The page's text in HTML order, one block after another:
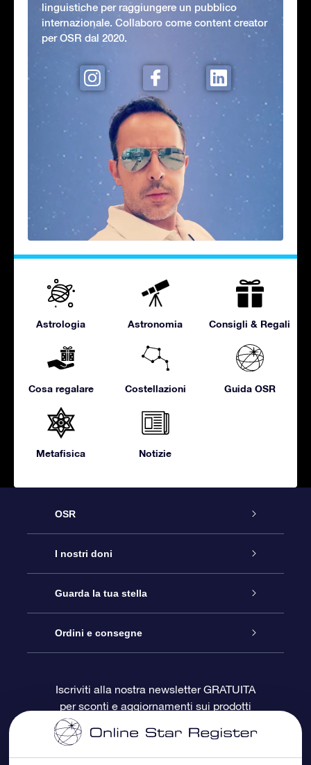
linguistiche per raggiungere un pubblico
internazionale. Collaboro come content creator
per OSR dal 2020.
Astrologia Astronomia Consigli & Regali
Cosa regalare Costellazioni Guida OSR
Metafisica Notizie
OSR
Assistenza
Contattaci
Blog
OSR Recensioni
I nostri doni
Online Star Gift
Pacchetto regalo OSR
Gift Card OSR
Doni aziendali
Guarda la tua stella
Registro stellare
Star Page personalizzata
One Million Stars
Ordini e consegne
Informazioni di Pagamento
Iscriviti alla nostra newsletter GRATUITA
per sconti e aggiornamenti sui prodotti